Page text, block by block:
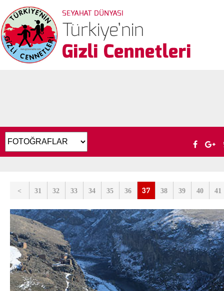
< 31 32 33 34 35 36 37 38 39 40 41